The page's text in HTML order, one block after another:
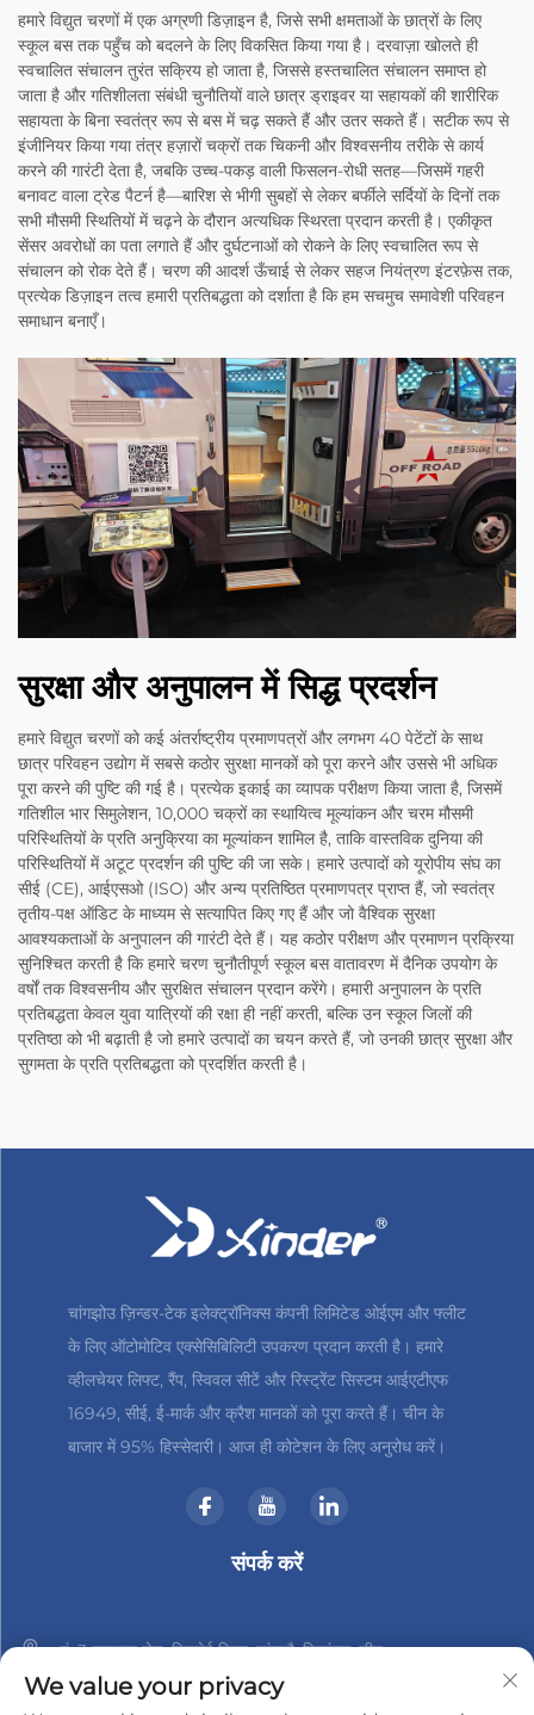
हमारे विद्युत चरणों में एक अग्रणी डिज़ाइन है, जिसे सभी क्षमताओं के छात्रों के लिए
स्कूल बस तक पहुँच को बदलने के लिए विकसित किया गया है। दरवाज़ा खोलते ही
स्वचालित संचालन तुरंत सक्रिय हो जाता है, जिससे हस्तचालित संचालन समाप्त हो
जाता है और गतिशीलता संबंधी चुनौतियों वाले छात्र ड्राइवर या सहायकों की शारीरिक
सहायता के बिना स्वतंत्र रूप से बस में चढ़ सकते हैं और उतर सकते हैं। सटीक रूप से
इंजीनियर किया गया तंत्र हज़ारों चक्रों तक चिकनी और विश्वसनीय तरीके से कार्य
करने की गारंटी देता है, जबकि उच्च-पकड़ वाली फिसलन-रोधी सतह—जिसमें गहरी
बनावट वाला ट्रेड पैटर्न है—बारिश से भीगी सुबहों से लेकर बर्फीले सर्दियों के दिनों तक
सभी मौसमी स्थितियों में चढ़ने के दौरान अत्यधिक स्थिरता प्रदान करती है। एकीकृत
सेंसर अवरोधों का पता लगाते हैं और दुर्घटनाओं को रोकने के लिए स्वचालित रूप से
संचालन को रोक देते हैं। चरण की आदर्श ऊँचाई से लेकर सहज नियंत्रण इंटरफ़ेस तक,
प्रत्येक डिज़ाइन तत्व हमारी प्रतिबद्धता को दर्शाता है कि हम सचमुच समावेशी परिवहन
समाधान बनाएँ।
सुरक्षा और अनुपालन में सिद्ध प्रदर्शन
हमारे विद्युत चरणों को कई अंतर्राष्ट्रीय प्रमाणपत्रों और लगभग 40 पेटेंटों के साथ
छात्र परिवहन उद्योग में सबसे कठोर सुरक्षा मानकों को पूरा करने और उससे भी अधिक
पूरा करने की पुष्टि की गई है। प्रत्येक इकाई का व्यापक परीक्षण किया जाता है, जिसमें
गतिशील भार सिमुलेशन, 10,000 चक्रों का स्थायित्व मूल्यांकन और चरम मौसमी
परिस्थितियों के प्रति अनुक्रिया का मूल्यांकन शामिल है, ताकि वास्तविक दुनिया की
परिस्थितियों में अटूट प्रदर्शन की पुष्टि की जा सके। हमारे उत्पादों को यूरोपीय संघ का
सीई (CE), आईएसओ (ISO) और अन्य प्रतिष्ठित प्रमाणपत्र प्राप्त हैं, जो स्वतंत्र
तृतीय-पक्ष ऑडिट के माध्यम से सत्यापित किए गए हैं और जो वैश्विक सुरक्षा
आवश्यकताओं के अनुपालन की गारंटी देते हैं। यह कठोर परीक्षण और प्रमाणन प्रक्रिया
सुनिश्चित करती है कि हमारे चरण चुनौतीपूर्ण स्कूल बस वातावरण में दैनिक उपयोग के
वर्षों तक विश्वसनीय और सुरक्षित संचालन प्रदान करेंगे। हमारी अनुपालन के प्रति
प्रतिबद्धता केवल युवा यात्रियों की रक्षा ही नहीं करती, बल्कि उन स्कूल जिलों की
प्रतिष्ठा को भी बढ़ाती है जो हमारे उत्पादों का चयन करते हैं, जो उनकी छात्र सुरक्षा और
सुगमता के प्रति प्रतिबद्धता को प्रदर्शित करती है।
चांगझोउ ज़िन्डर-टेक इलेक्ट्रॉनिक्स कंपनी लिमिटेड ओईएम और फ्लीट
के लिए ऑटोमोटिव एक्सेसिबिलिटी उपकरण प्रदान करती है। हमारे
व्हीलचेयर लिफ्ट, रैंप, स्विवल सीटें और रिस्ट्रेंट सिस्टम आईएटीएफ
16949, सीई, ई-मार्क और क्रैश मानकों को पूरा करते हैं। चीन के
बाजार में 95% हिस्सेदारी। आज ही कोटेशन के लिए अनुरोध करें।
संपर्क करें
नं. 3 हानशान रोड, जिनबेई जिला, चांगझौ, जियांगसु, चीन
+86-18961288218
We value your privacy